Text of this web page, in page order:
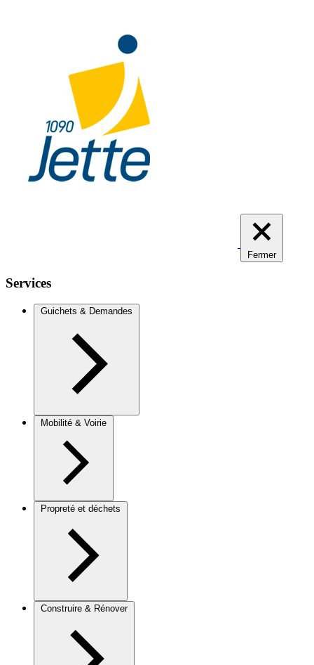
Fermer
Services
Guichets & Demandes
Mobilité & Voirie
Propreté et déchets
Construire & Rénover